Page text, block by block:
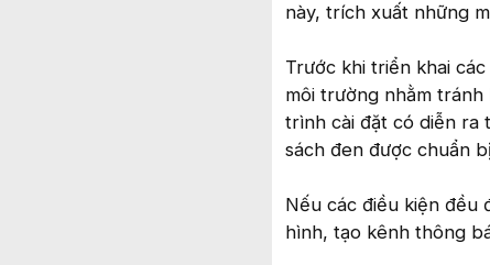
này, trích xuất những
Trước khi triển khai
môi trường nhằm tránh
trình cài đặt có diễn ra
sách đen được chuẩn
Nếu các điều kiện đều
hình, tạo kênh thông